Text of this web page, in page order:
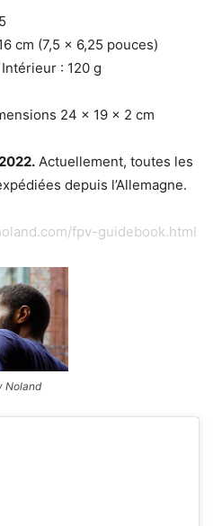
cm (7,5 x 6,25 pouces)
: 120 g
24 × 19 × 2 cm
Actuellement, toutes les
depuis l’Allemagne.
fpv-guidebook.html
Noland